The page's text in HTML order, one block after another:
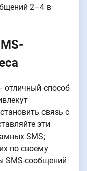
2–4 в
способ
связь с
эти
SMS;
по своему
SMS-сообщений